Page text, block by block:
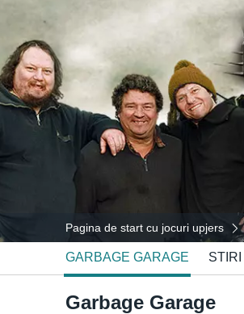
Pagina de start cu jocuri upjers
GARBAGE GARAGE STIRI
Garbage Garage